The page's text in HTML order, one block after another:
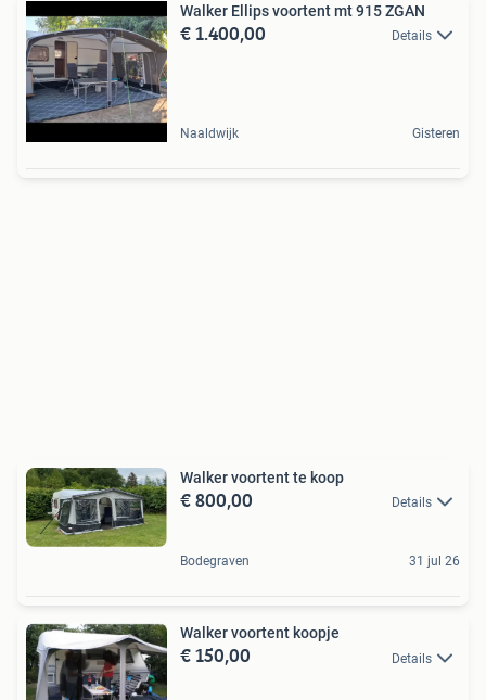
Walker Ellips voortent mt 915 ZGAN
€ 1.400,00 Details
Naaldwijk Gisteren
Walker voortent te koop
€ 800,00 Details
Bodegraven 31 jul 26
Walker voortent koopje
€ 150,00 Details